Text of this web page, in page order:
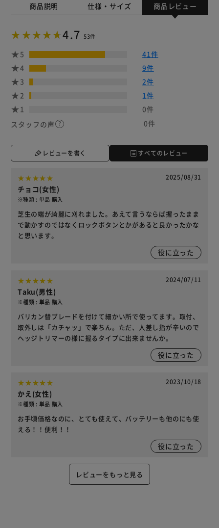
商品説明 仕様・サイズ 商品レビュー
4.7 53件
5
41件
4
9件
3
2件
2
1件
1
0件
スタッフの声
0件
レビューを書く すべてのレビュー
2025/08/31
チョコ(女性)
※種類 : 単品 購入
芝生の端が綺麗に刈れました。あえて言うならば握ったまま
で動かすのではなくロックボタンとかがあると良かったかな
と思います。
役に立った
2024/07/11
Taku(男性)
※種類 : 単品 購入
バリカン替ブレードを付けて細かい所で使ってます。取付、
取外しは「カチャッ」で楽ちん。ただ、人差し指が辛いので
ヘッジトリマーの様に握るタイプに出来ませんか。
役に立った
2023/10/18
かえ(女性)
※種類 : 単品 購入
お手頃価格なのに、とても使えて、バッテリーも他のにも使
える！！便利！！
役に立った
レビューをもっと見る